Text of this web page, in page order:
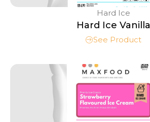
Hard Ice
Hard Ice Vanilla
See Product